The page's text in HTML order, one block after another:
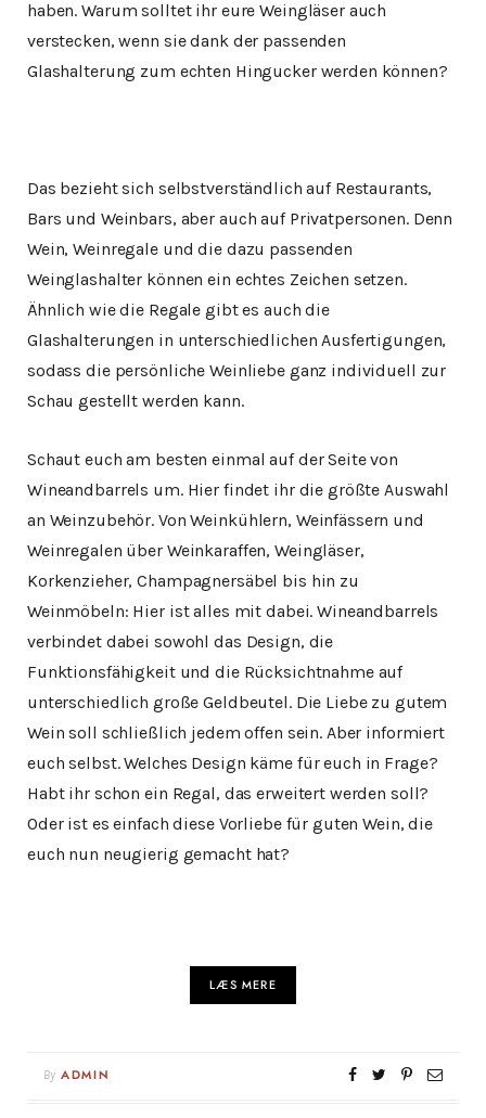
haben. Warum solltet ihr eure Weingläser auch
verstecken, wenn sie dank der passenden
Glashalterung zum echten Hingucker werden können?
Das bezieht sich selbstverständlich auf Restaurants,
Bars und Weinbars, aber auch auf Privatpersonen. Denn
Wein, Weinregale und die dazu passenden
Weinglashalter können ein echtes Zeichen setzen.
Ähnlich wie die Regale gibt es auch die
Glashalterungen in unterschiedlichen Ausfertigungen,
sodass die persönliche Weinliebe ganz individuell zur
Schau gestellt werden kann.
Schaut euch am besten einmal auf der Seite von
Wineandbarrels um. Hier findet ihr die größte Auswahl
an Weinzubehör. Von Weinkühlern, Weinfässern und
Weinregalen über Weinkaraffen, Weingläser,
Korkenzieher, Champagnersäbel bis hin zu
Weinmöbeln: Hier ist alles mit dabei. Wineandbarrels
verbindet dabei sowohl das Design, die
Funktionsfähigkeit und die Rücksichtnahme auf
unterschiedlich große Geldbeutel. Die Liebe zu gutem
Wein soll schließlich jedem offen sein. Aber informiert
euch selbst. Welches Design käme für euch in Frage?
Habt ihr schon ein Regal, das erweitert werden soll?
Oder ist es einfach diese Vorliebe für guten Wein, die
euch nun neugierig gemacht hat?
LÆS MERE
By ADMIN